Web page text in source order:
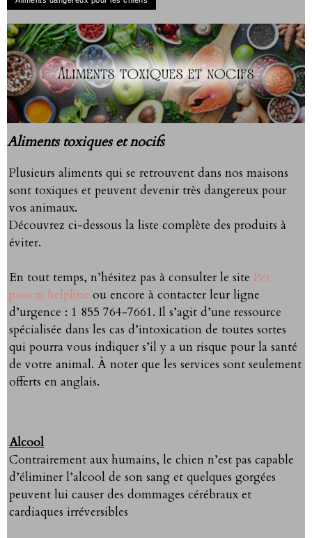
Aliments toxiques et nocifs
Plusieurs aliments qui se retrouvent dans nos maisons
sont toxiques et peuvent devenir très dangereux pour
vos animaux.
Découvrez ci-dessous la liste complète des produits à
éviter.
En tout temps, n’hésitez pas à consulter le site Pet
poison helpline ou encore à contacter leur ligne
d’urgence : 1 855 764-7661. Il s’agit d’une ressource
spécialisée dans les cas d’intoxication de toutes sortes
qui pourra vous indiquer s’il y a un risque pour la santé
de votre animal. À noter que les services sont seulement
offerts en anglais.
Alcool
Contrairement aux humains, le chien n’est pas capable
d’éliminer l’alcool de son sang et quelques gorgées
peuvent lui causer des dommages cérébraux et
cardiaques irréversibles